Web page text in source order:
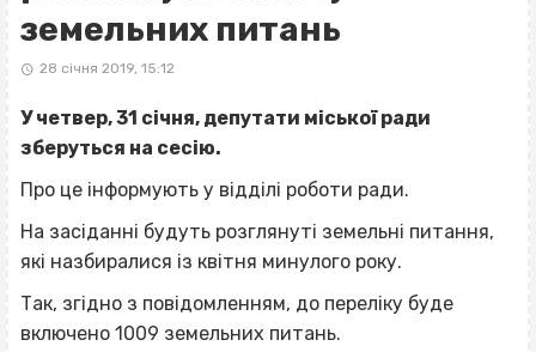
земельних питань
28 січня 2019, 15:12
У четвер, 31 січня, депутати міської ради
зберуться на сесію.
Про це інформують у відділі роботи ради.
На засіданні будуть розглянуті земельні питання,
які назбиралися із квітня минулого року.
Так, згідно з повідомленням, до переліку буде
включено 1009 земельних питань.